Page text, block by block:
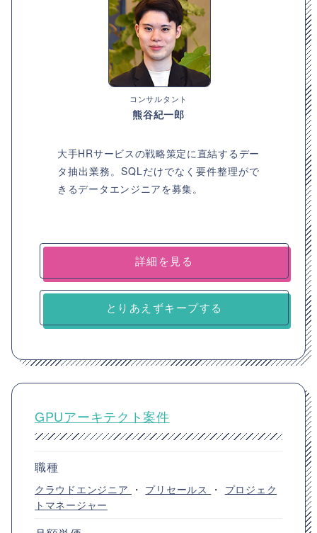
コンサルタント
熊谷紀一郎
大手HRサービスの戦略策定に直結するデー
タ抽出業務。SQLだけでなく要件整理がで
きるデータエンジニアを募集。
詳細を見る
とりあえずキープする
GPUアーキテクト案件
職種
クラウドエンジニア ・ プリセールス ・ プロジェク
トマネージャー